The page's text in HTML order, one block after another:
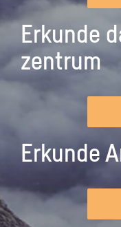
Erkunde
zentrum
Erkunde